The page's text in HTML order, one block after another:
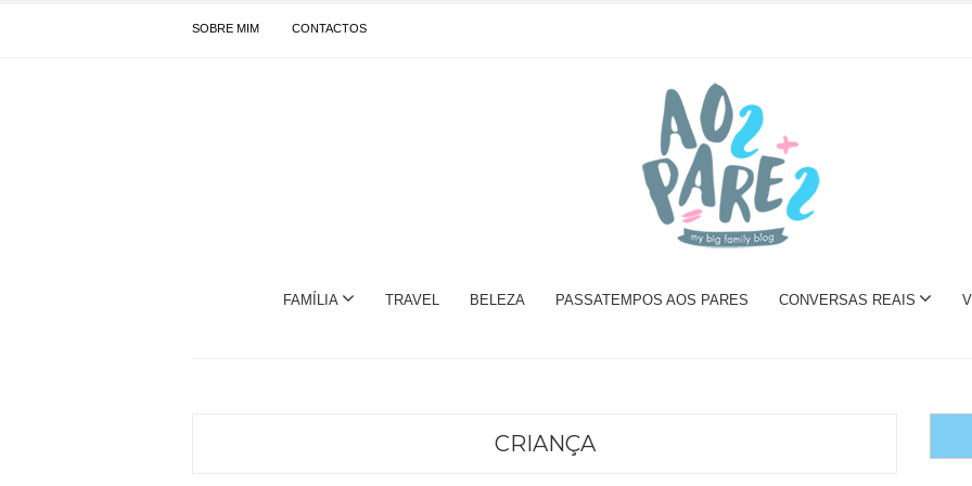
SOBRE MIM CONTACTOS
FAMÍLIA TRAVEL BELEZA PASSATEMPOS AOS PARES CONVERSAS REAIS
CRIANÇA